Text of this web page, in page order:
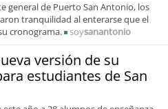
general de Puerto San Antonio, los
tranquilidad al enterarse que el
cronograma.
soysanantonio
versión de su
estudiantes de San